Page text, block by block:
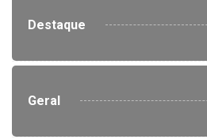
Destaque
Geral